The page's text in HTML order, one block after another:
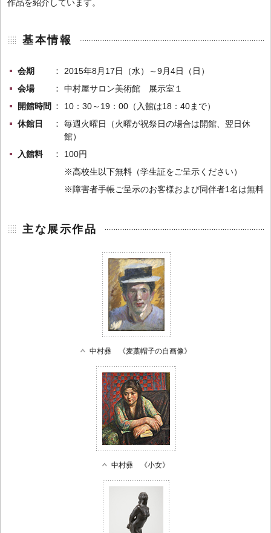
作品を紹介しています。
基本情報
会期
2015年8月17日（水）～9月4日（日）
会場
中村屋サロン美術館 展示室１
開館時間
10：30～19：00（入館は18：40まで）
休館日
毎週火曜日（火曜が祝祭日の場合は開館、翌日休
館）
入館料
100円
※高校生以下無料（学生証をご呈示ください）
※障害者手帳ご呈示のお客様および同伴者1名は無料
主な展示作品
中村彝 《麦藁帽子の自画像》
中村彝 《小女》